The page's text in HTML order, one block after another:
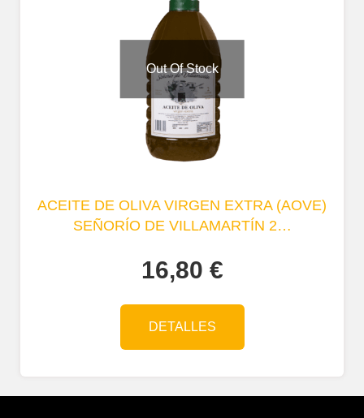
Out Of Stock
ACEITE DE OLIVA VIRGEN EXTRA (AOVE)
SEÑORÍO DE VILLAMARTÍN 2…
16,80 €
DETALLES